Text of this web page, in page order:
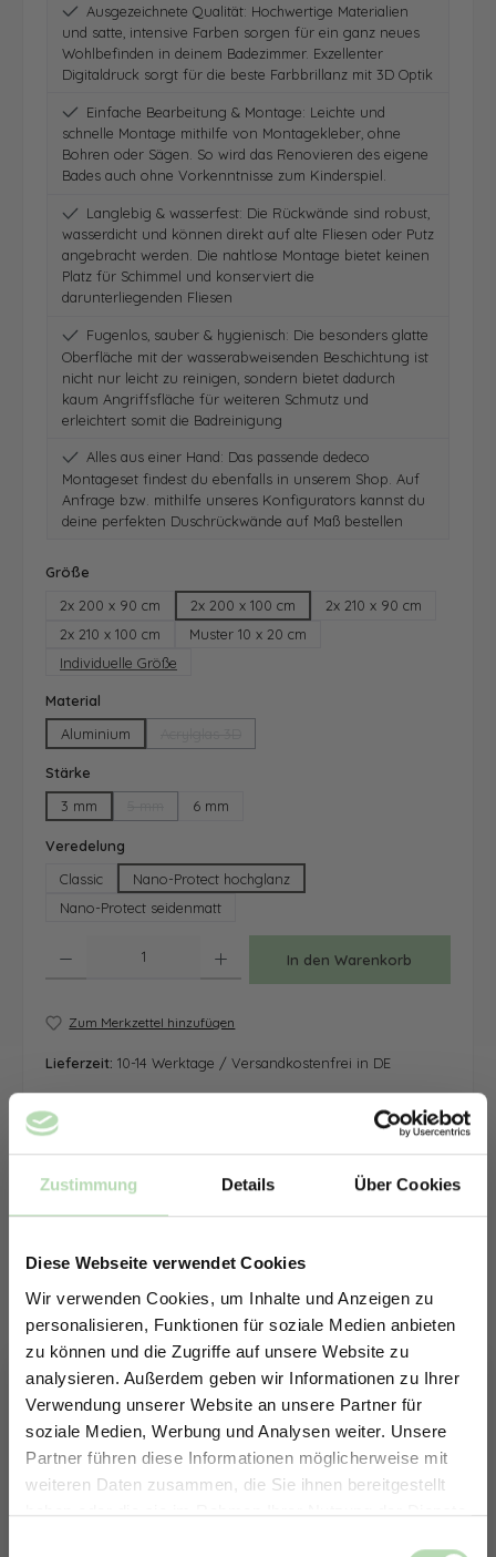
Zustimmung Details Über Cookies
Diese Webseite verwendet Cookies
Wir verwenden Cookies, um Inhalte und Anzeigen zu
personalisieren, Funktionen für soziale Medien anbieten
zu können und die Zugriffe auf unsere Website zu
analysieren. Außerdem geben wir Informationen zu Ihrer
Verwendung unserer Website an unsere Partner für
soziale Medien, Werbung und Analysen weiter. Unsere
Partner führen diese Informationen möglicherweise mit
weiteren Daten zusammen, die Sie ihnen bereitgestellt
haben oder die sie im Rahmen Ihrer Nutzung der Dienste
Ausgezeichnete Qualität: Hochwertige Materialien
und satte, intensive Farben sorgen für ein ganz neues
Wohlbefinden in deinem Badezimmer. Exzellenter
Digitaldruck sorgt für die beste Farbbrillanz mit 3D Optik
Einfache Bearbeitung & Montage: Leichte und
schnelle Montage mithilfe von Montagekleber, ohne
Bohren oder Sägen. So wird das Renovieren des eigene
Bades auch ohne Vorkenntnisse zum Kinderspiel.
Langlebig & wasserfest: Die Rückwände sind robust,
wasserdicht und können direkt auf alte Fliesen oder Putz
angebracht werden. Die nahtlose Montage bietet keinen
Platz für Schimmel und konserviert die
darunterliegenden Fliesen
Fugenlos, sauber & hygienisch: Die besonders glatte
Oberfläche mit der wasserabweisenden Beschichtung ist
nicht nur leicht zu reinigen, sondern bietet dadurch
kaum Angriffsfläche für weiteren Schmutz und
erleichtert somit die Badreinigung
Alles aus einer Hand: Das passende dedeco
Montageset findest du ebenfalls in unserem Shop. Auf
Anfrage bzw. mithilfe unseres Konfigurators kannst du
deine perfekten Duschrückwände auf Maß bestellen
Größe
2x 200 x 90 cm
2x 200 x 100 cm
2x 210 x 90 cm
2x 210 x 100 cm
Muster 10 x 20 cm
Individuelle Größe
Material
Aluminium
Stärke
3 mm
(Diese Option ist zurzeit nicht verfügbar.)
6 mm
Veredelung
Classic
Nano-Protect hochglanz
Nano-Protect seidenmatt
In den Warenkorb
Zum Merkzettel hinzufügen
Lieferzeit: 10-14 Werktage / Versandkostenfrei in DE
ERHALTE 5% RABATT AUF
DEINE RÜCKWÄNDE